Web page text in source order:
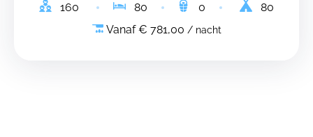
160 80 0
80
Vanaf € 781,00 / nacht